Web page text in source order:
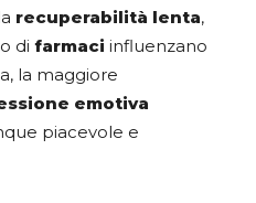
recuperabilità lenta,
di farmaci influenzano
la maggiore
emotiva
piacevole e